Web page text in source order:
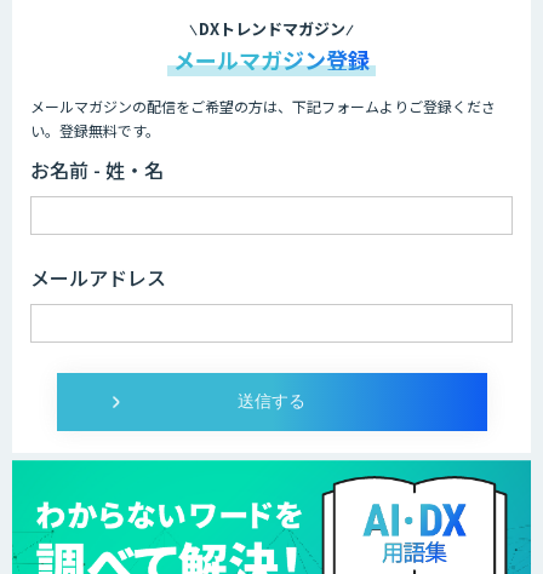
DXトレンドマガジン
メールマガジン登録
メールマガジンの配信をご希望の方は、下記フォームよりご登録くださ
い。登録無料です。
お名前 - 姓・名
メールアドレス